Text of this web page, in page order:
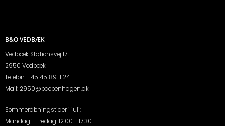
B&O VEDBÆK
Vedbæk Stationsvej 17
2950 Vedbæk
Telefon:+45 45 89 11 24
Mail: 2950@bcopenhagen.dk
Sommeråbningstider i juli:
Mandag - Fredag: 12.00 - 17.30